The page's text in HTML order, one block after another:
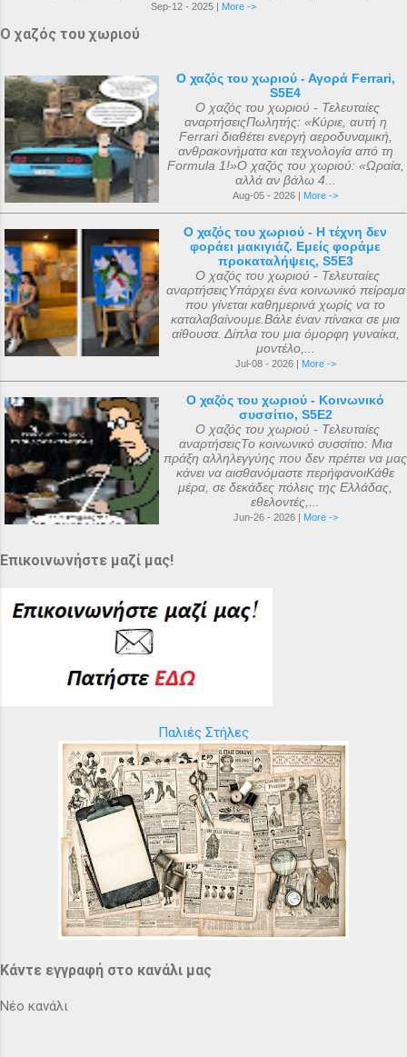
Sep-12 - 2025 | More ->
Ο χαζός του χωριού
Ο χαζός του χωριού - Αγορά Ferrari,
S5E4
Ο χαζός του χωριού - Τελευταίες
αναρτήσειςΠωλητής: «Κύριε, αυτή η
Ferrari διαθέτει ενεργή αεροδυναμική,
ανθρακονήματα και τεχνολογία από τη
Formula 1!»Ο χαζός του χωριού: «Ωραία,
αλλά αν βάλω 4...
Aug-05 - 2026 | More ->
Ο χαζός του χωριού - Η τέχνη δεν
φοράει μακιγιάζ. Εμείς φοράμε
προκαταλήψεις, S5E3
Ο χαζός του χωριού - Τελευταίες
αναρτήσειςΥπάρχει ένα κοινωνικό πείραμα
που γίνεται καθημερινά χωρίς να το
καταλαβαίνουμε.Βάλε έναν πίνακα σε μια
αίθουσα. Δίπλα του μια όμορφη γυναίκα,
μοντέλο,...
Jul-08 - 2026 | More ->
Ο χαζός του χωριού - Κοινωνικό
συσσίτιο, S5E2
Ο χαζός του χωριού - Τελευταίες
αναρτήσειςΤο κοινωνικό συσσίτιο: Μια
πράξη αλληλεγγύης που δεν πρέπει να μας
κάνει να αισθανόμαστε περήφανοιΚάθε
μέρα, σε δεκάδες πόλεις της Ελλάδας,
εθελοντές,...
Jun-26 - 2026 | More ->
Επικοινωνήστε μαζί μας!
Παλιές Στήλες
Κάντε εγγραφή στο κανάλι μας
Νέο κανάλι